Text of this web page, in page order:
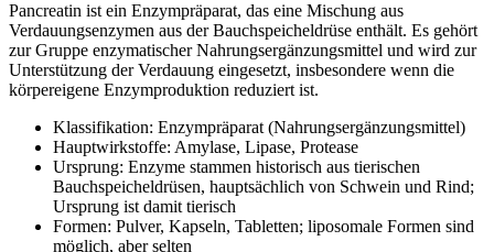
Pancreatin ist ein Enzympräparat, das eine Mischung aus
Verdauungsenzymen aus der Bauchspeicheldrüse enthält. Es gehört
zur Gruppe enzymatischer Nahrungsergänzungsmittel und wird zur
Unterstützung der Verdauung eingesetzt, insbesondere wenn die
körpereigene Enzymproduktion reduziert ist.
Klassifikation: Enzympräparat (Nahrungsergänzungsmittel)
Hauptwirkstoffe: Amylase, Lipase, Protease
Ursprung: Enzyme stammen historisch aus tierischen
Bauchspeicheldrüsen, hauptsächlich von Schwein und Rind;
Ursprung ist damit tierisch
Formen: Pulver, Kapseln, Tabletten; liposomale Formen sind
möglich, aber selten